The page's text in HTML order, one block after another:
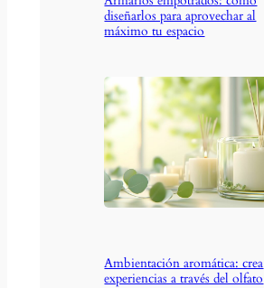
diseñarlos para aprovechar al
máximo tu espacio
Ambientación aromática: crea
experiencias a través del olfato